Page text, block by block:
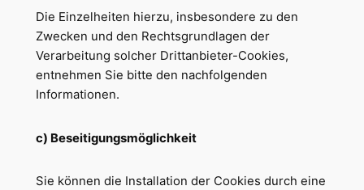
Die Einzelheiten hierzu, insbesondere zu den
Zwecken und den Rechtsgrundlagen der
Verarbeitung solcher Drittanbieter-Cookies,
entnehmen Sie bitte den nachfolgenden
Informationen.
c) Beseitigungsmöglichkeit
Sie können die Installation der Cookies durch eine